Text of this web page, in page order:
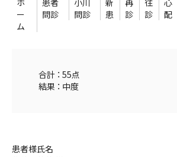
ー
ム
問診
問診
患
診
診
配
合計 ： 55点
結果 ： 中度
患者様氏名